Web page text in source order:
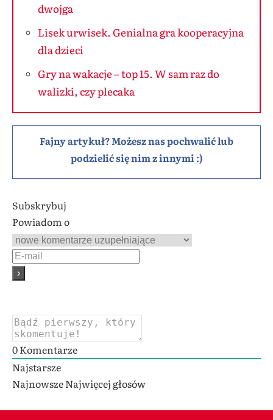
dwojga
Lisek urwisek. Genialna gra kooperacyjna
dla dzieci
Gry na wakacje – top 15. W sam raz do
walizki, czy plecaka
Fajny artykuł? Możesz nas pochwalić lub
podzielić się nim z innymi :)
Subskrybuj
Powiadom o
0Komentarze
Najstarsze
NajnowszeNajwięcej głosów